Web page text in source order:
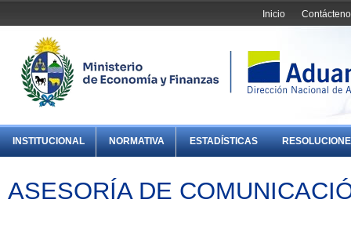
Inicio
INSTITUCIONAL NORMATIVA ESTADÍSTICAS
ASESORÍA DE